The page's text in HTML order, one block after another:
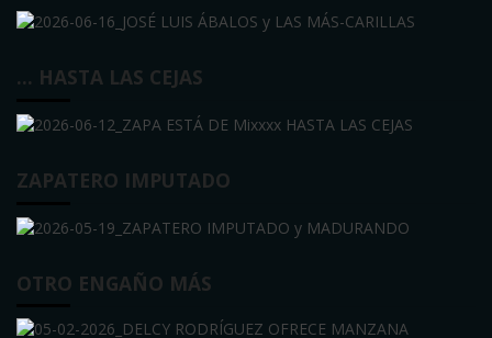
… HASTA LAS CEJAS
ZAPATERO IMPUTADO
OTRO ENGAÑO MÁS